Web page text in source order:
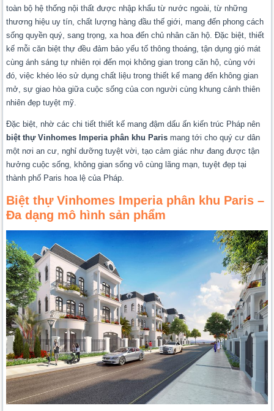
toàn bộ hệ thống nội thất được nhập khẩu từ nước ngoài, từ những
thương hiệu uy tín, chất lượng hàng đầu thế giới, mang đến phong cách
sống quyền quý, sang trọng, xa hoa đến chủ nhân căn hộ. Đặc biệt, thiết
kế mỗi căn biệt thự đều đảm bảo yếu tố thông thoáng, tận dụng gió mát
cùng ánh sáng tự nhiên rọi đến mọi không gian trong căn hộ, cùng với
đó, việc khéo léo sử dụng chất liệu trong thiết kế mang đến không gian
mở, sự giao hòa giữa cuộc sống của con người cùng khung cảnh thiên
nhiên đẹp tuyệt mỹ.
Đặc biệt, nhờ các chi tiết thiết kế mang đậm dấu ấn kiến trúc Pháp nên
biệt thự Vinhomes Imperia phân khu Paris mang tới cho quý cư dân
một nơi an cư, nghỉ dưỡng tuyệt vời, tạo cảm giác như đang được tận
hưởng cuộc sống, không gian sống vô cùng lãng mạn, tuyệt đẹp tại
thành phố Paris hoa lệ của Pháp.
Biệt thự Vinhomes Imperia phân khu Paris –
Đa dạng mô hình sản phẩm